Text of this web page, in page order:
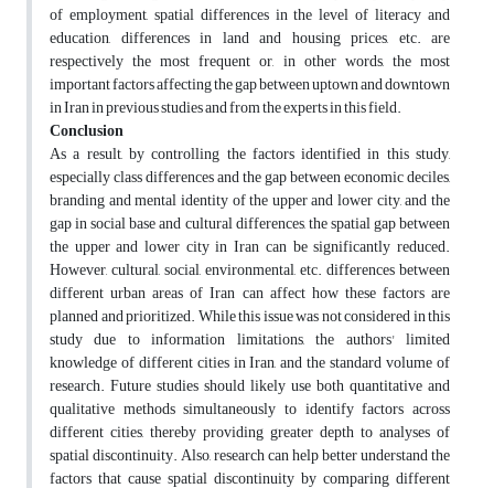
of employment, spatial differences in the level of literacy and
education, differences in land and housing prices, etc. are
respectively the most frequent or, in other words, the most
important factors affecting the gap between uptown and downtown
in Iran in previous studies and from the experts in this field.
Conclusion
As a result, by controlling the factors identified in this study,
especially class differences and the gap between economic deciles,
branding and mental identity of the upper and lower city, and the
gap in social base and cultural differences, the spatial gap between
the upper and lower city in Iran can be significantly reduced.
However, cultural, social, environmental, etc. differences between
different urban areas of Iran can affect how these factors are
planned and prioritized. While this issue was not considered in this
study due to information limitations, the authors' limited
knowledge of different cities in Iran, and the standard volume of
research. Future studies should likely use both quantitative and
qualitative methods simultaneously to identify factors across
different cities, thereby providing greater depth to analyses of
spatial discontinuity. Also, research can help better understand the
factors that cause spatial discontinuity by comparing different